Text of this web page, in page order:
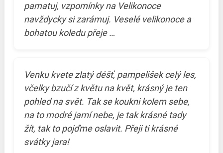
pamatuj, vzpomínky na Velikonoce
navždycky si zarámuj. Veselé velikonoce a
bohatou koledu přeje …
Venku kvete zlatý déšť, pampelišek celý les,
včelky bzučí z květu na květ, krásný je ten
pohled na svět. Tak se koukni kolem sebe,
na to modré jarní nebe, je tak krásné tady
žít, tak to pojďme oslavit. Přeji ti krásné
svátky jara!